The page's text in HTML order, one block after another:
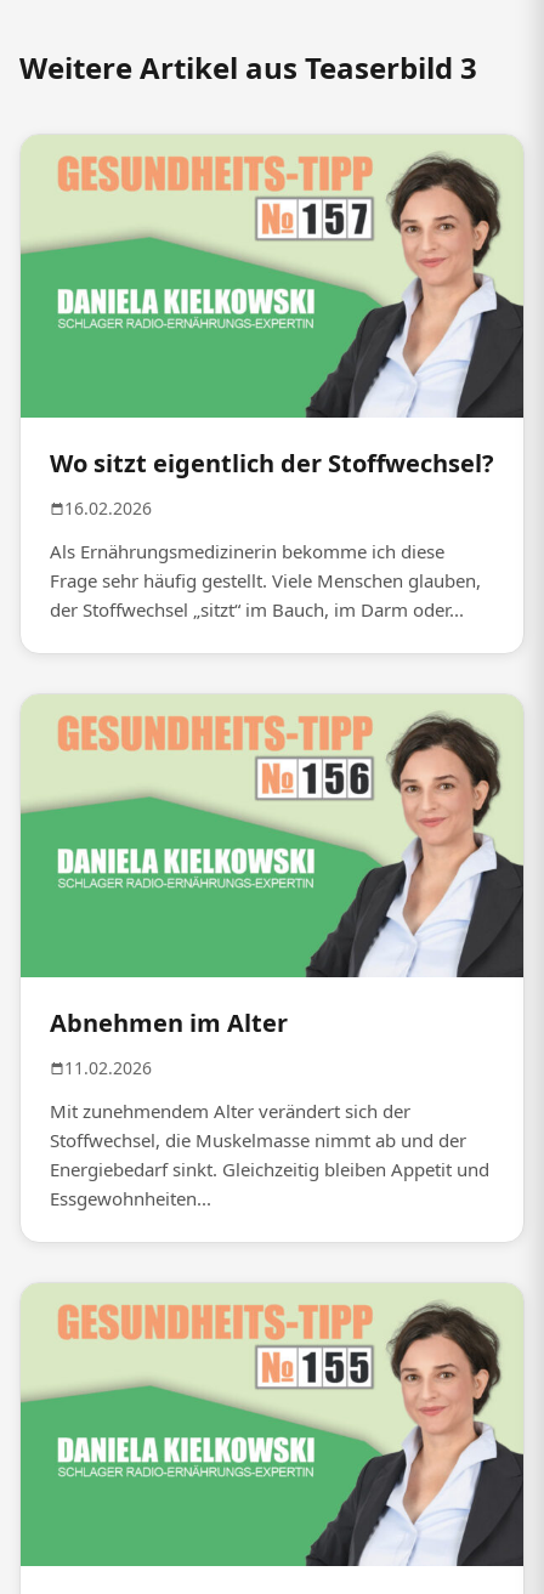
Weitere Artikel aus Teaserbild 3
Wo sitzt eigentlich der Stoffwechsel?
16.02.2026
Als Ernährungsmedizinerin bekomme ich diese
Frage sehr häufig gestellt. Viele Menschen glauben,
der Stoffwechsel „sitzt“ im Bauch, im Darm oder...
Abnehmen im Alter
11.02.2026
Mit zunehmendem Alter verändert sich der
Stoffwechsel, die Muskelmasse nimmt ab und der
Energiebedarf sinkt. Gleichzeitig bleiben Appetit und
Essgewohnheiten...